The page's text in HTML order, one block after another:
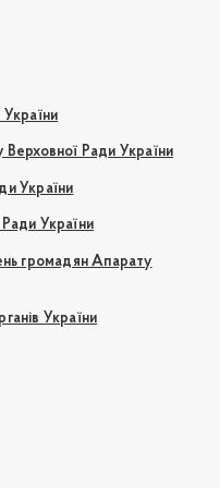
України
Верховної Ради України
України
України
громадян Апарату
України